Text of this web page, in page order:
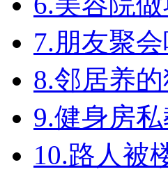
7.朋友聚
8.邻居养
9.健身房
10.路人被